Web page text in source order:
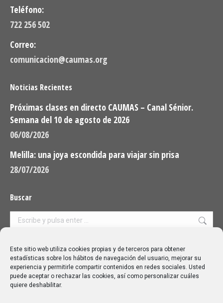
Este sitio web utiliza cookies propias y de terceros para obtener
estadísticas sobre los hábitos de navegación del usuario, mejorar su
experiencia y permitirle compartir contenidos en redes sociales. Usted
puede aceptar o rechazar las cookies, así como personalizar cuáles
quiere deshabilitar.
Teléfono:
722 256 502
Correo:
comunicacion@caumas.org
Noticias Recientes
Próximas clases en directo CAUMAS – Canal Sénior.
Semana del 10 de agosto de 2026
06/08/2026
Melilla: una joya escondida para viajar sin prisa
28/07/2026
Buscar
Buscar:
Aviso Legal|Política de privacidad|Política de cookies